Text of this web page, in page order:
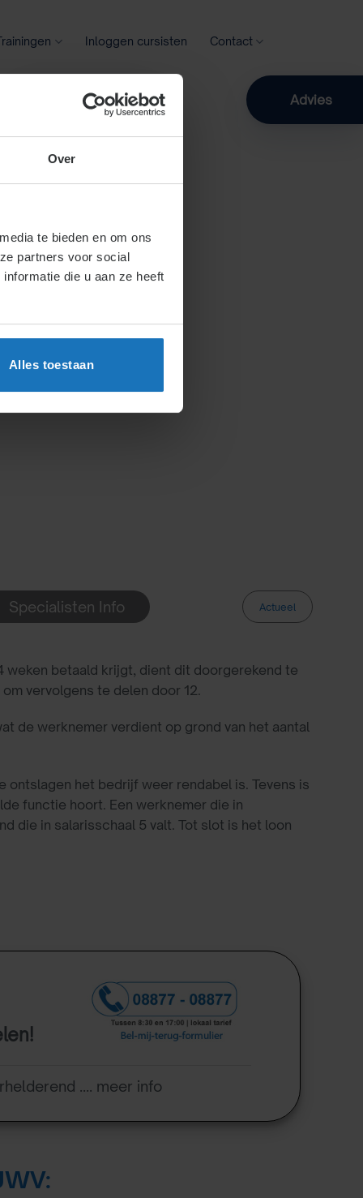
Over
te bieden en om ons
partners voor social
die u aan ze heeft
Alles toestaan
Inloggen cursisten Contact
Zoeken Advies
Specialisten Info Actueel
weken betaald krijgt, dient dit doorgerekend te
vervolgens te delen door 12.
de werknemer verdient op grond van het aantal
ontslagen het bedrijf weer rendabel is. Tevens is
functie hoort. Een werknemer die in
die in salarisschaal 5 valt. Tot slot is het loon
.... meer info